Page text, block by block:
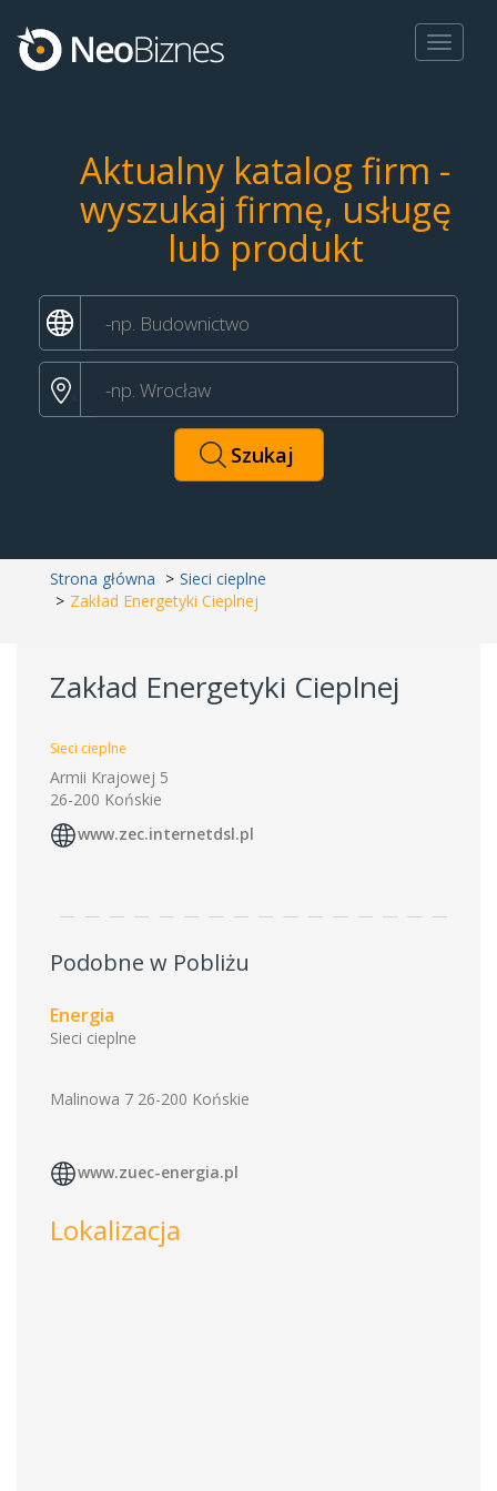
Toggle
Aktualny katalog firm -
wyszukaj firmę, usługę
lub produkt
Strona główna
Sieci cieplne
Zakład Energetyki Cieplnej
Zakład Energetyki Cieplnej
Sieci cieplne
Armii Krajowej 5
26-200 Końskie
www.zec.internetdsl.pl
Podobne w Pobliżu
Energia
Sieci cieplne
Malinowa 7 26-200 Końskie
www.zuec-energia.pl
Lokalizacja